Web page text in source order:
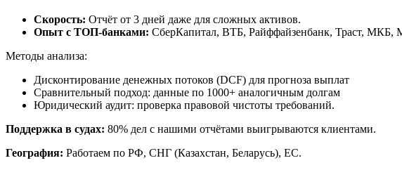
Скорость: Отчёт от 3 дней даже для сложных активов.
Опыт с ТОП-банками: СберКапитал, ВТБ, Райффайзенбанк, Траст, МКБ,
Методы анализа:
Дисконтирование денежных потоков (DCF) для прогноза выплат
Сравнительный подход: данные по 1000+ аналогичным долгам
Юридический аудит: проверка правовой чистоты требований.
Поддержка в судах: 80% дел с нашими отчётами выигрываются клиентами.
География: Работаем по РФ, СНГ (Казахстан, Беларусь), ЕС.